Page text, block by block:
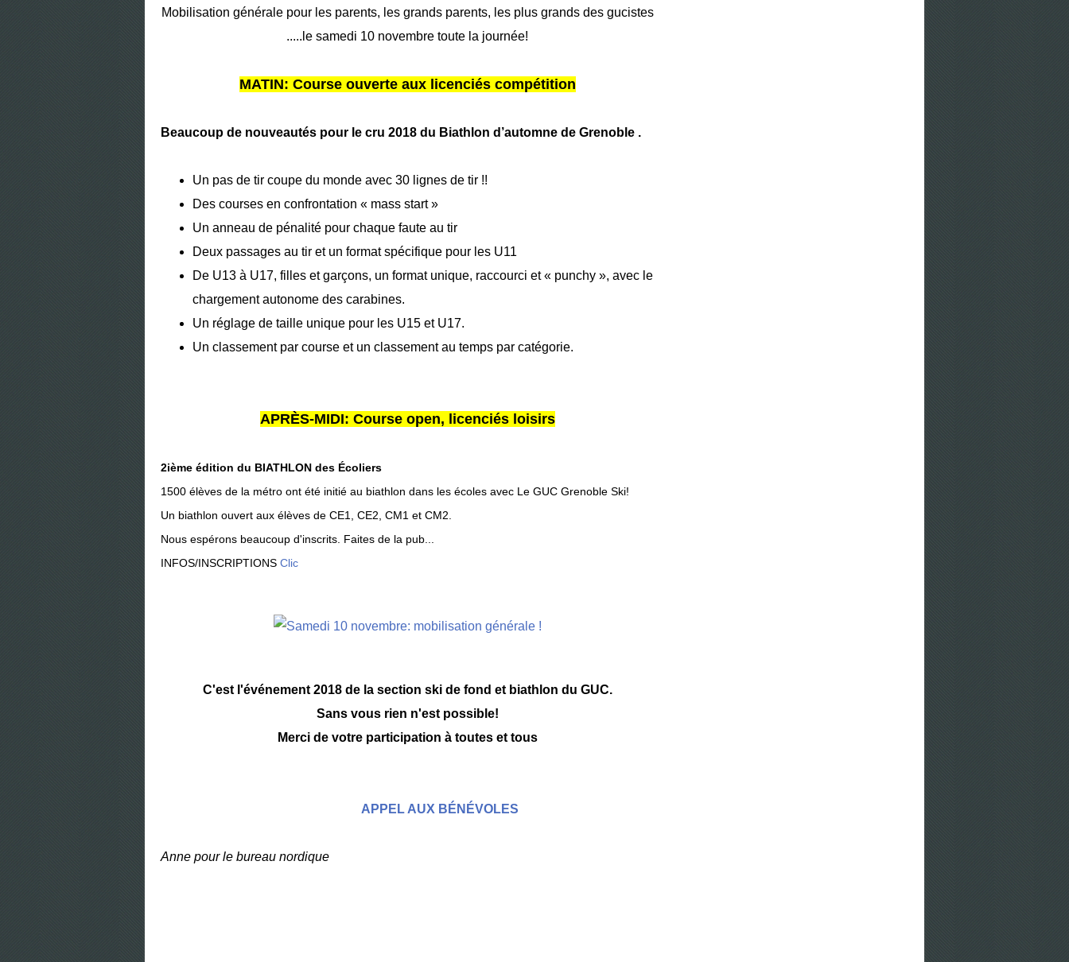
Mobilisation générale pour les parents, les grands parents, les plus grands des gucistes
.....le samedi 10 novembre toute la journée!
MATIN: Course ouverte aux licenciés compétition
Beaucoup de nouveautés pour le cru 2018 du Biathlon d’automne de Grenoble .
Un pas de tir coupe du monde avec 30 lignes de tir !!
Des courses en confrontation « mass start »
Un anneau de pénalité pour chaque faute au tir
Deux passages au tir et un format spécifique pour les U11
De U13 à U17, filles et garçons, un format unique, raccourci et « punchy », avec le
chargement autonome des carabines.
Un réglage de taille unique pour les U15 et U17.
Un classement par course et un classement au temps par catégorie.
APRÈS-MIDI: Course open, licenciés loisirs
2ième édition du BIATHLON des Écoliers
1500 élèves de la métro ont été initié au biathlon dans les écoles avec Le GUC Grenoble Ski!
Un biathlon ouvert aux élèves de CE1, CE2, CM1 et CM2.
Nous espérons beaucoup d'inscrits. Faites de la pub...
INFOS/INSCRIPTIONS Clic
C'est l'événement 2018 de la section ski de fond et biathlon du GUC.
Sans vous rien n'est possible!
Merci de votre participation à toutes et tous
APPEL AUX BÉNÉVOLES
Anne pour le bureau nordique